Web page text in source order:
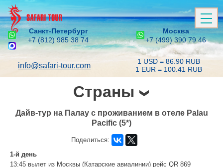
Санкт-Петербург
+7 (812) 985 38 74
Москва
+7 (499) 390 79 46
info@safari-tour.com
1 USD = 86.90 RUB
1 EUR = 100.41 RUB
Страны
Дайв-тур на Палау с проживанием в отеле Palau
Pacific (5*)
Поделиться:
1-й день
13:45 вылет из Москвы (Катарские авиалинии) рейс QR 869